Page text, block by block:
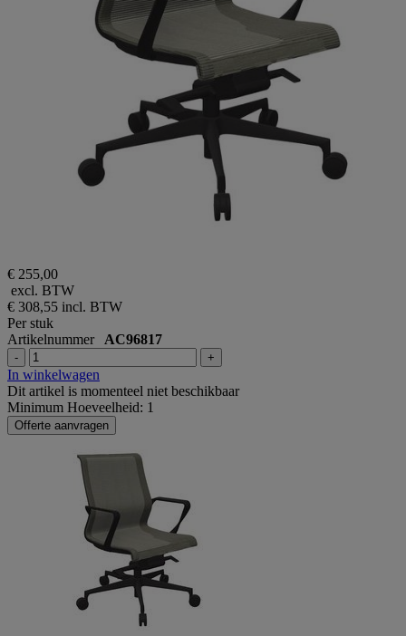
€ 255,00
excl. BTW
€ 308,55 incl. BTW
Per stuk
Artikelnummer AC96817
- +
In winkelwagen
Dit artikel is momenteel niet beschikbaar
Minimum Hoeveelheid: 1
Offerte aanvragen